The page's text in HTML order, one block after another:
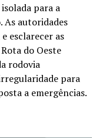
para a
As autoridades
esclarecer as
do Oeste
rodovia
para
a emergências.